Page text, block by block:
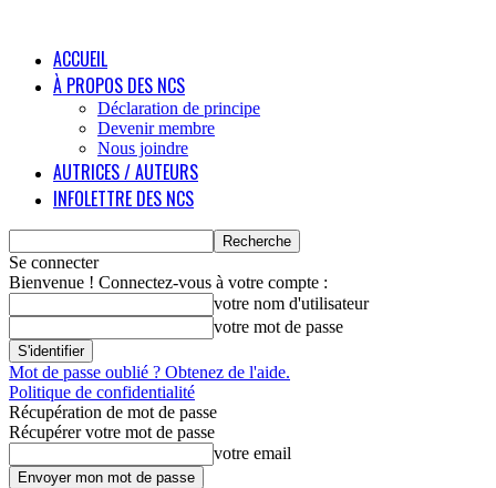
ACCUEIL
À PROPOS DES NCS
Déclaration de principe
Devenir membre
Nous joindre
AUTRICES / AUTEURS
INFOLETTRE DES NCS
Se connecter
Bienvenue ! Connectez-vous à votre compte :
votre nom d'utilisateur
votre mot de passe
Mot de passe oublié ? Obtenez de l'aide.
Politique de confidentialité
Récupération de mot de passe
Récupérer votre mot de passe
votre email